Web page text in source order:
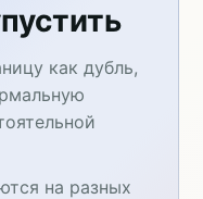
как дубль,
на разных